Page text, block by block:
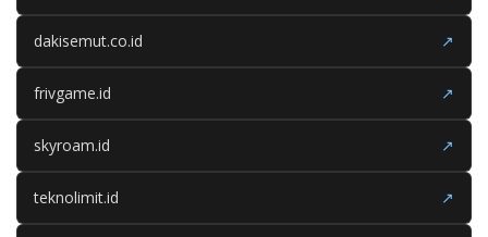
dakisemut.co.id ↗
frivgame.id ↗
skyroam.id ↗
teknolimit.id ↗